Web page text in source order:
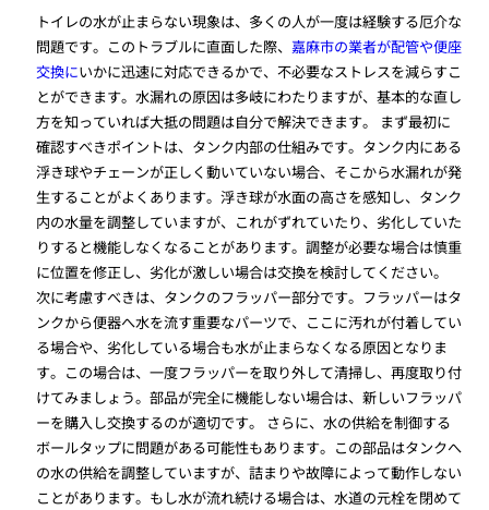
トイレの水が止まらない現象は、多くの人が一度は経験する厄介な
問題です。このトラブルに直面した際、嘉麻市の業者が配管や便座
交換にいかに迅速に対応できるかで、不必要なストレスを減らすこ
とができます。水漏れの原因は多岐にわたりますが、基本的な直し
方を知っていれば大抵の問題は自分で解決できます。 まず最初に
確認すべきポイントは、タンク内部の仕組みです。タンク内にある
浮き球やチェーンが正しく動いていない場合、そこから水漏れが発
生することがよくあります。浮き球が水面の高さを感知し、タンク
内の水量を調整していますが、これがずれていたり、劣化していた
りすると機能しなくなることがあります。調整が必要な場合は慎重
に位置を修正し、劣化が激しい場合は交換を検討してください。
次に考慮すべきは、タンクのフラッパー部分です。フラッパーはタ
ンクから便器へ水を流す重要なパーツで、ここに汚れが付着してい
る場合や、劣化している場合も水が止まらなくなる原因となりま
す。この場合は、一度フラッパーを取り外して清掃し、再度取り付
けてみましょう。部品が完全に機能しない場合は、新しいフラッパ
ーを購入し交換するのが適切です。 さらに、水の供給を制御する
ボールタップに問題がある可能性もあります。この部品はタンクへ
の水の供給を調整していますが、詰まりや故障によって動作しない
ことがあります。もし水が流れ続ける場合は、水道の元栓を閉めて